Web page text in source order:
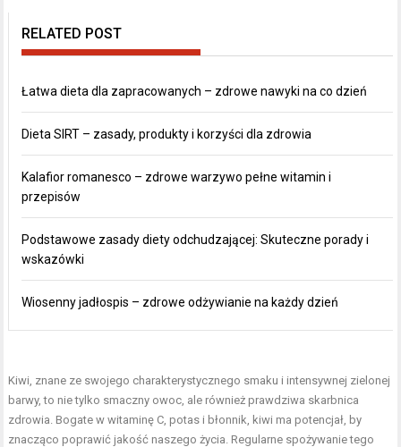
RELATED POST
Łatwa dieta dla zapracowanych – zdrowe nawyki na co dzień
Dieta SIRT – zasady, produkty i korzyści dla zdrowia
Kalafior romanesco – zdrowe warzywo pełne witamin i
przepisów
Podstawowe zasady diety odchudzającej: Skuteczne porady i
wskazówki
Wiosenny jadłospis – zdrowe odżywianie na każdy dzień
Kiwi, znane ze swojego charakterystycznego smaku i intensywnej zielonej
barwy, to nie tylko smaczny owoc, ale również prawdziwa skarbnica
zdrowia. Bogate w witaminę C, potas i błonnik, kiwi ma potencjał, by
znacząco poprawić jakość naszego życia. Regularne spożywanie tego